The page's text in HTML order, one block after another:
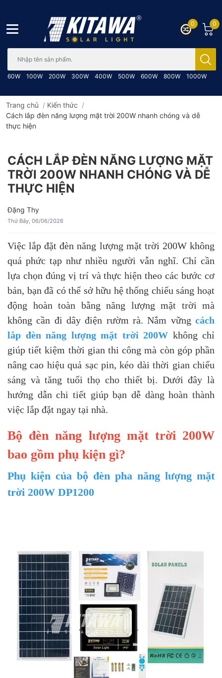
60W 100W 200W 300W 400W 500W 600W 800W 1000W
0
0
Trang chủ / Kiến thức /
Cách lắp đèn năng lượng mặt trời 200W nhanh chóng và dễ
thực hiện
CÁCH LẮP ĐÈN NĂNG LƯỢNG MẶT
TRỜI 200W NHANH CHÓNG VÀ DỄ
THỰC HIỆN
Đặng Thy
Thứ Bảy, 06/06/2026
Việc lắp đặt đèn năng lượng mặt trời 200W không
quá phức tạp như nhiều người vẫn nghĩ. Chỉ cần
lựa chọn đúng vị trí và thực hiện theo các bước cơ
bản, bạn đã có thể sở hữu hệ thống chiếu sáng hoạt
động hoàn toàn bằng năng lượng mặt trời mà
không cần đi dây điện rườm rà. Nắm vững cách
lắp đèn năng lượng mặt trời 200W không chỉ
giúp tiết kiệm thời gian thi công mà còn góp phần
nâng cao hiệu quả sạc pin, kéo dài thời gian chiếu
sáng và tăng tuổi thọ cho thiết bị. Dưới đây là
hướng dẫn chi tiết giúp bạn dễ dàng hoàn thành
việc lắp đặt ngay tại nhà.
Bộ đèn năng lượng mặt trời 200W
bao gồm phụ kiện gì?
Phụ kiện của bộ đèn pha năng lượng mặt
trời 200W DP1200